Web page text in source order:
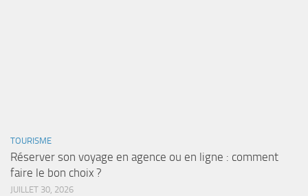
TOURISME
Réserver son voyage en agence ou en ligne : comment
faire le bon choix ?
JUILLET 30, 2026